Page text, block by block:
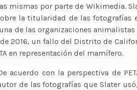
mismas por parte de Wikimedia.
la titularidad de las fotografías
de las organizaciones
2016, un fallo del Distrito de
en representación del mamífero.
acuerdo con la perspectiva de
de las fotografías que Slater